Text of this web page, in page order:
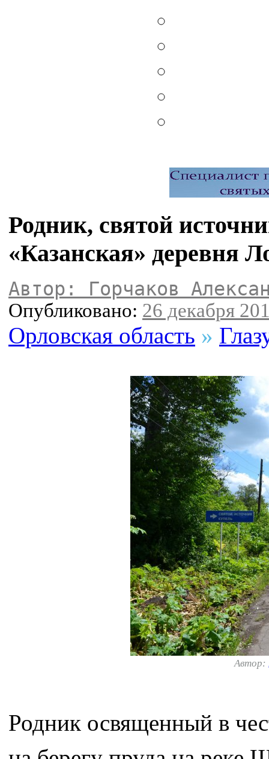
Родник, святой
«Казанская» деревня
Автор: Горчаков
Опубликовано: 26 декабря
Орловская область »
Автор:
Родник освященный в